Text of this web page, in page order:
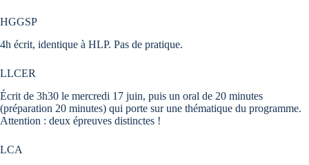
HGGSP
4h écrit, identique à HLP. Pas de pratique.
LLCER
Écrit de 3h30 le mercredi 17 juin, puis un oral de 20 minutes
(préparation 20 minutes) qui porte sur une thématique du programme.
Attention : deux épreuves distinctes !
LCA